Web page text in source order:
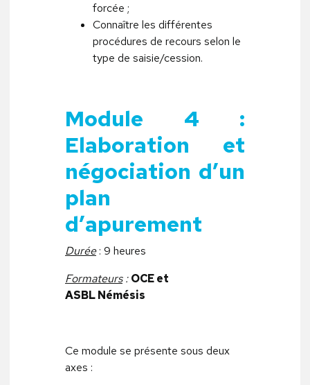
forcée ;
Connaître les différentes
procédures de recours selon le
type de saisie/cession.
Module 4 :
Elaboration et
négociation d’un
plan
d’apurement
Durée : 9 heures
Formateurs: OCE et
ASBL Némésis
Ce module se présente sous deux
axes :